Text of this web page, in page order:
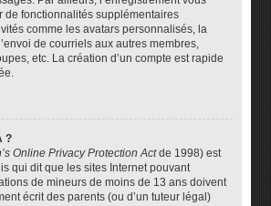
de fonctionnalités supplémentaires
comme les avatars personnalisés, la
de courriels aux autres membres,
etc. La création d’un compte est rapide
?
Online Privacy Protection Actde 1998) est
qui dit que les sites Internet pouvant
de mineurs de moins de 13 ans doivent
écrit des parents (ou d’un tuteur légal)